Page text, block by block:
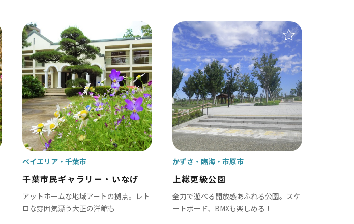
北総
銚子市
成田市
佐倉市
八街市
印西市
白井市
富里市
香取市
九十九里
茂原市
東金市
旭市
匝瑳市
山武市
大網白里市
九十九里町
横芝光町
千葉市民ギャラリー・いなげ
アットホームな地域アートの拠点。レト
ロな雰囲気漂う大正の洋館も
ベイエリア 千葉市
上総更級公園
全力で遊べる開放感あふれる公園。スケ
ートボード、BMXも楽しめる！
かずさ・臨海 市原市